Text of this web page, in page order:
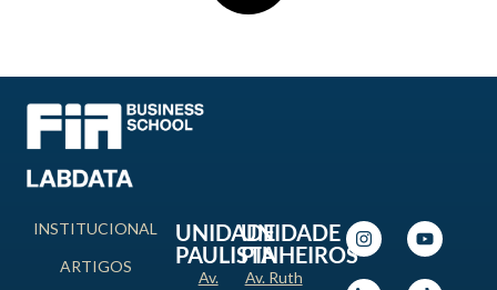
INSTITUCIONAL
ARTIGOS
UNIDADE
PAULISTA
Av.
UNIDADE
PINHEIROS
Av. Ruth